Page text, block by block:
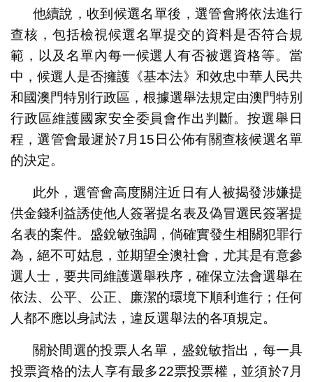
他續說，收到候選名單後，選管會將依法進行
查核，包括檢視候選名單提交的資料是否符合規
範，以及名單內每一候選人有否被選資格等。當
中，候選人是否擁護《基本法》和效忠中華人民共
和國澳門特別行政區，根據選舉法規定由澳門特別
行政區維護國家安全委員會作出判斷。按選舉日
程，選管會最遲於7月15日公佈有關查核候選名單
的決定。
此外，選管會高度關注近日有人被揭發涉嫌提
供金錢利益誘使他人簽署提名表及偽冒選民簽署提
名表的案件。盛銳敏強調，倘確實發生相關犯罪行
為，絕不可姑息，並期望全澳社會，尤其是有意參
選人士，要共同維護選舉秩序，確保立法會選舉在
依法、公平、公正、廉潔的環境下順利進行；任何
人都不應以身試法，違反選舉法的各項規定。
關於間選的投票人名單，盛銳敏指出，每一具
投票資格的法人享有最多22票投票權，並須於7月